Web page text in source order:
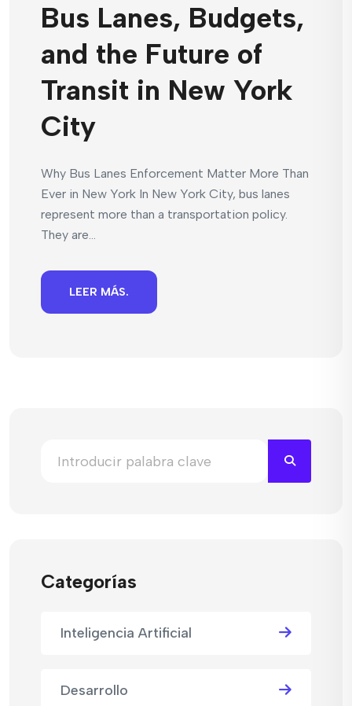
Bus Lanes, Budgets,
and the Future of
Transit in New York
City
Why Bus Lanes Enforcement Matter More Than
Ever in New York In New York City, bus lanes
represent more than a transportation policy.
They are...
LEER MÁS.
Categorías
Inteligencia Artificial
Desarrollo